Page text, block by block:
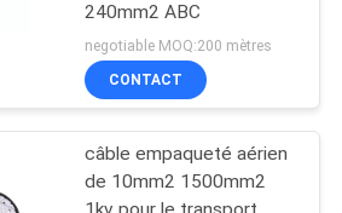
électriques
10
240mm2 ABC
negotiable MOQ:200 mètres
CONTACT
câble empaqueté aérien
de 10mm2 1500mm2